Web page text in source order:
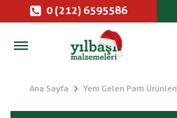
0 (212) 6595586
Ana Sayfa Yeni Gelen Parti Ürünleri